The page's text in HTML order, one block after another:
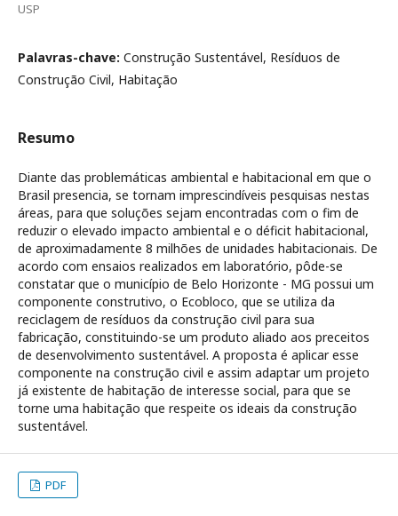
USP
Palavras-chave: Construção Sustentável, Resíduos de
Construção Civil, Habitação
Resumo
Diante das problemáticas ambiental e habitacional em que o
Brasil presencia, se tornam imprescindíveis pesquisas nestas
áreas, para que soluções sejam encontradas com o fim de
reduzir o elevado impacto ambiental e o déficit habitacional,
de aproximadamente 8 milhões de unidades habitacionais. De
acordo com ensaios realizados em laboratório, pôde-se
constatar que o município de Belo Horizonte - MG possui um
componente construtivo, o Ecobloco, que se utiliza da
reciclagem de resíduos da construção civil para sua
fabricação, constituindo-se um produto aliado aos preceitos
de desenvolvimento sustentável. A proposta é aplicar esse
componente na construção civil e assim adaptar um projeto
já existente de habitação de interesse social, para que se
torne uma habitação que respeite os ideais da construção
sustentável.
PDF